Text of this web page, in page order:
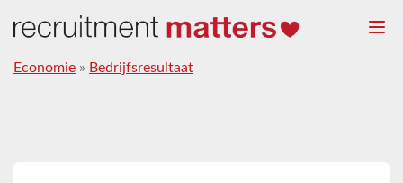
Economie » Bedrijfsresultaat